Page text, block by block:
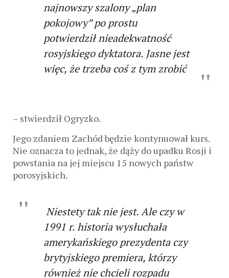
najnowszy szalony „plan
pokojowy” po prostu
potwierdził nieadekwatność
rosyjskiego dyktatora. Jasne jest
więc, że trzeba coś z tym zrobić
– stwierdził Ogryzko.
Jego zdaniem Zachód będzie kontynuował kurs.
Nie oznacza to jednak, że dąży do upadku Rosji i
powstania na jej miejscu 15 nowych państw
porosyjskich.
Niestety tak nie jest. Ale czy w
1991 r. historia wysłuchała
amerykańskiego prezydenta czy
brytyjskiego premiera, którzy
również nie chcieli rozpadu